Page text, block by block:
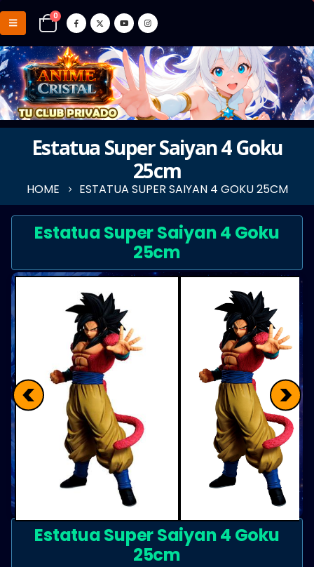
0
Estatua Super Saiyan 4 Goku
25cm
HOME ESTATUA SUPER SAIYAN 4 GOKU 25CM
Estatua Super Saiyan 4 Goku
25cm
< >
Estatua Super Saiyan 4 Goku
25cm